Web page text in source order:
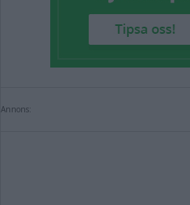
Annons: